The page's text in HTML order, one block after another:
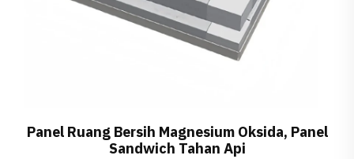
Panel Ruang Bersih Magnesium Oksida, Panel
Sandwich Tahan Api